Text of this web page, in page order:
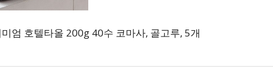
엄 호텔타올 200g 40수 코마사, 골고루, 5개